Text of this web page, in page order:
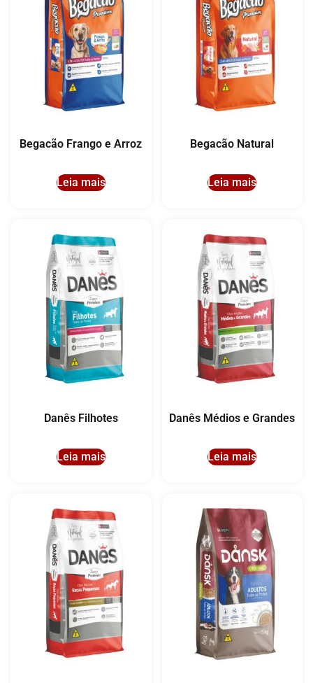
Begacão Frango e Arroz
Leia mais
Begacão Natural
Leia mais
Danês Filhotes
Leia mais
Danês Médios e Grandes
Leia mais